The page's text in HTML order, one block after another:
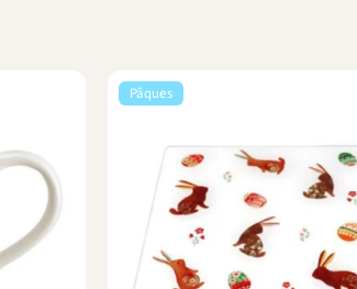
Pâques
Bienvenue
Profitez de -10%
abonnements,
et chèques
Copiez le code ci-